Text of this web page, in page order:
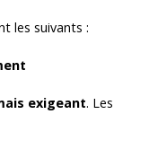
les suivants :
exigeant. Les